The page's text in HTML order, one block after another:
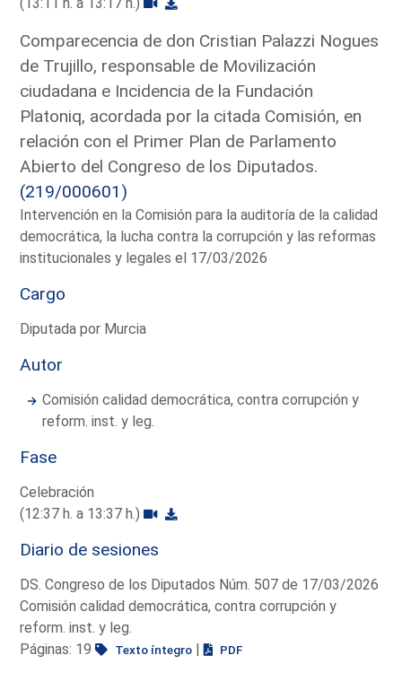
Comparecencia de don Cristian Palazzi Nogues
de Trujillo, responsable de Movilización
ciudadana e Incidencia de la Fundación
Platoniq, acordada por la citada Comisión, en
relación con el Primer Plan de Parlamento
Abierto del Congreso de los Diputados.
(219/000601)
Intervención en la Comisión para la auditoría de la calidad
democrática, la lucha contra la corrupción y las reformas
institucionales y legales el 17/03/2026
Cargo
Diputada por Murcia
Autor
Comisión calidad democrática, contra corrupción y
reform. inst. y leg.
Fase
Celebración
(12:37 h. a 13:37 h.)
Diario de sesiones
DS. Congreso de los Diputados Núm. 507 de 17/03/2026
Comisión calidad democrática, contra corrupción y
reform. inst. y leg.
Páginas: 19
Texto íntegro | PDF